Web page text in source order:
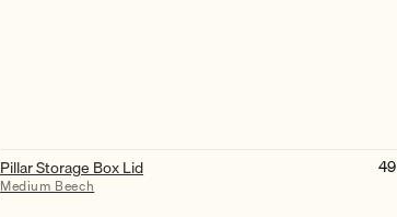
Pillar Storage Box Lid
Medium Beech
49